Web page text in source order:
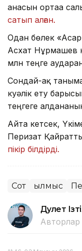
анасын ортаға
сатып алған.
Одан бөлек
Асхат Нұрмашев
млн теңге
Сондай-ақ
куәлік ету
теңгеге
Айта кетсек,
Перизат
пікір білдірді.
Сот Қылмыс
Дәулет
Авторлар